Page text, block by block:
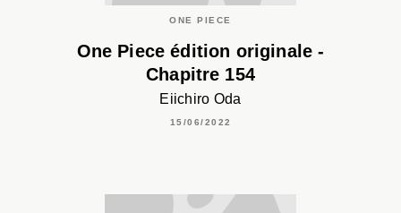
ONE PIECE
One Piece édition originale -
Chapitre 154
Eiichiro Oda
15/06/2022